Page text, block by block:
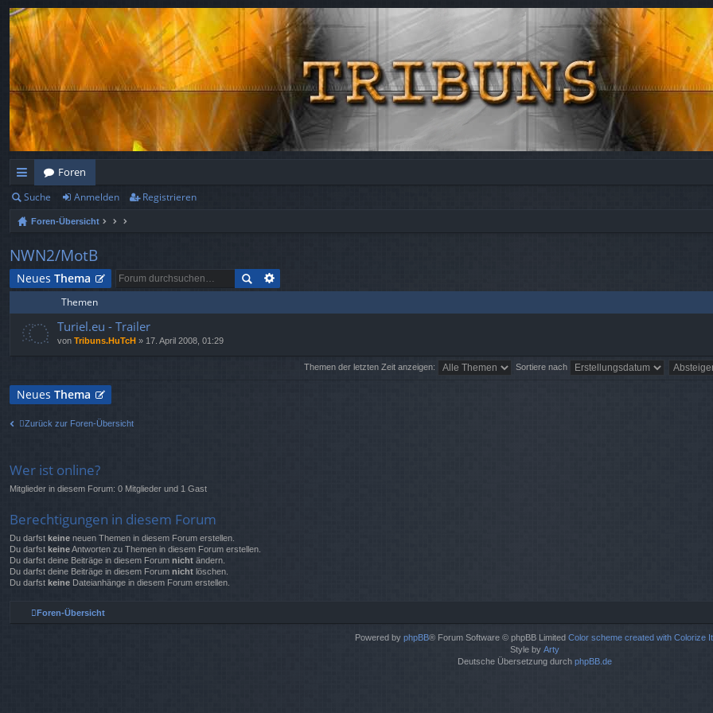
ch
ne
llz
ug
Foren
Suche Anmelden Registrieren
Foren-Übersicht
NWN2/MotB
Neues Thema
Themen
Turiel.eu - Trailer
von Tribuns.HuTcH » 17. April 2008, 01:29
Themen der letzten Zeit anzeigen: Sortiere nach
Neues Thema
Zurück zur Foren-Übersicht
Wer ist online?
Mitglieder in diesem Forum: 0 Mitglieder und 1 Gast
Berechtigungen in diesem Forum
Du darfst keine neuen Themen in diesem Forum erstellen.
Du darfst keineAntworten zu Themen in diesem Forum erstellen.
Du darfst deine Beiträge in diesem Forum nicht ändern.
Du darfst deine Beiträge in diesem Forum nicht löschen.
Du darfst keine Dateianhänge in diesem Forum erstellen.
Foren-Übersicht
Powered by phpBB® Forum Software © phpBB Limited Color scheme created with Colorize It.
Style by Arty
Deutsche Übersetzung durch phpBB.de